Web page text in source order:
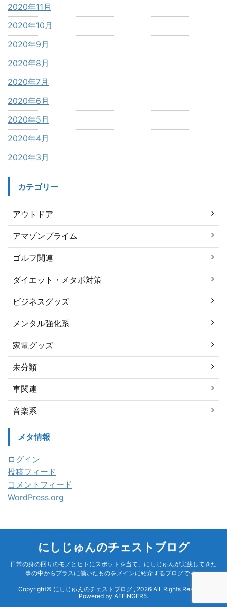
2020年11月
2020年10月
2020年9月
2020年8月
2020年7月
2020年6月
2020年5月
2020年4月
2020年3月
カテゴリー
アウトドア
アマゾンプライム
ゴルフ関連
ダイエット・メタボ対策
ビジネスグッズ
メンタル強化系
家電グッズ
未分類
車関連
音楽系
メタ情報
ログイン
投稿フィード
コメントフィード
WordPress.org
にしじゅんのチェストブログ
日常の身の回りのモノとヒトにスポットを当て、にしじゅんが実践してきた
事の中からプラスに働いたものをメインに紹介するブログです。
Copyright© にしじゅんのチェストブログ , 2026 All Rights Reserved
Powered by AFFINGER5.